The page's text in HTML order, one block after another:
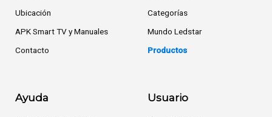
Ubicación
APK Smart TV y Manuales
Contacto
Categorías
Mundo Ledstar
Productos
Ayuda Usuario